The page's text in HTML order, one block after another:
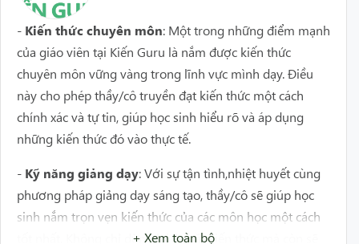
- Kiến thức chuyên môn: Một trong những điểm mạnh
của giáo viên tại Kiến Guru là nắm được kiến thức
chuyên môn vững vàng trong lĩnh vực mình dạy. Điều
này cho phép thầy/cô truyền đạt kiến thức một cách
chính xác và tự tin, giúp học sinh hiểu rõ và áp dụng
những kiến thức đó vào thực tế.
- Kỹ năng giảng dạy: Với sự tận tình,nhiệt huyết cùng
phương pháp giảng dạy sáng tạo, thầy/cô sẽ giúp học
sinh nắm trọn vẹn kiến thức của các môn học một cách
tốt nhất. Không chỉ dừng lại ở mặt kiến thức mà còn sẽ
+ Xem toàn bộ